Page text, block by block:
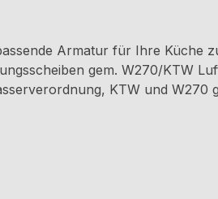
Armatur für Ihre Küche
gem. W270/KTW
KTW und